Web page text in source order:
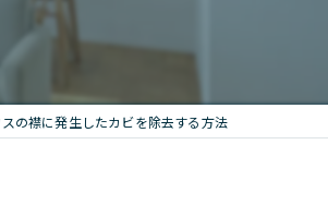
の襟に発生したカビを除去する方法